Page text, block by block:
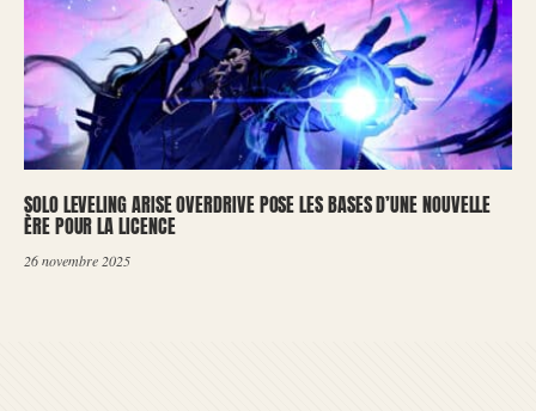
SOLO LEVELING ARISE OVERDRIVE POSE LES BASES D’UNE NOUVELLE
ÈRE POUR LA LICENCE
26 novembre 2025